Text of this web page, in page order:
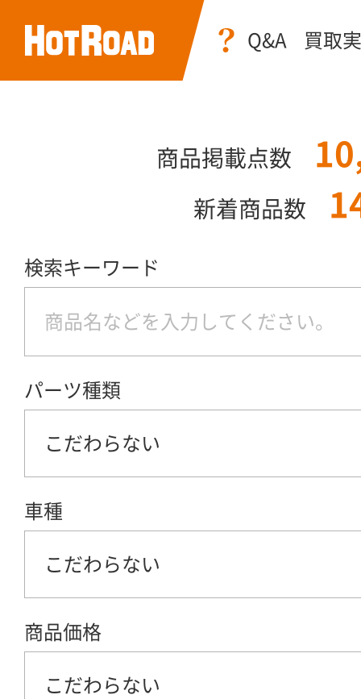
Q&A 買取
商品掲載点数
新着商品数
検索キーワード
パーツ種類
こだわらない
車種
こだわらない
商品価格
こだわらない